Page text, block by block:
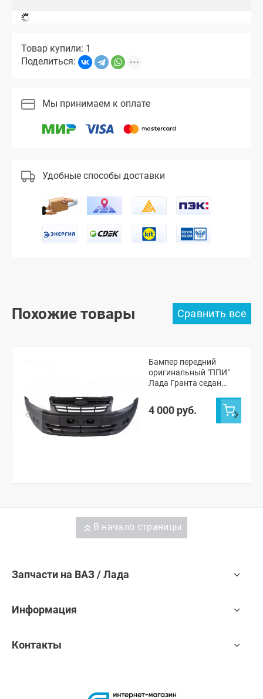
Товар купили: 1
Поделиться:
Мы принимаем к оплате
Удобные способы доставки
Похожие товары
Бампер передний
оригинальный "ППИ"
Лада Гранта седан
4 000 руб.
В начало страницы
Запчасти на ВАЗ / Лада
Информация
Контакты